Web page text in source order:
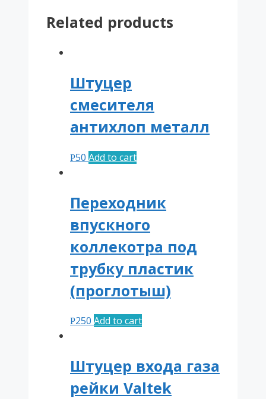
коллектор
quantity
Related products
Штуцер
смесителя
антихлоп металл
Р50 Add to cart
Переходник
впускного
коллекотра под
трубку пластик
(проглотыш)
Р250 Add to cart
Штуцер входа газа
рейки Valtek